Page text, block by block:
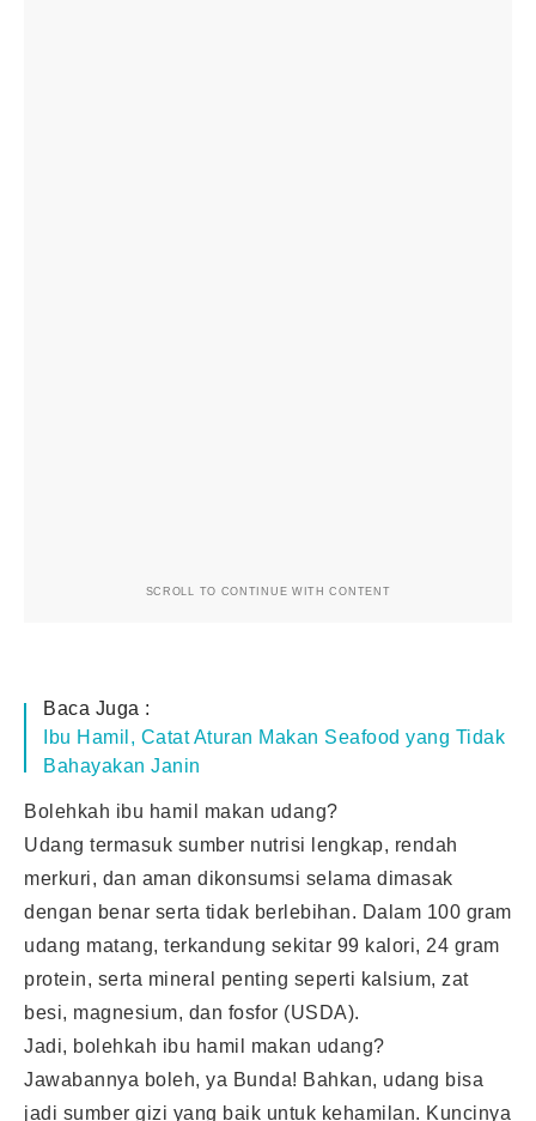
SCROLL TO CONTINUE WITH CONTENT
Baca Juga :
Ibu Hamil, Catat Aturan Makan Seafood yang Tidak
Bahayakan Janin
Bolehkah ibu hamil makan udang?
Udang termasuk sumber nutrisi lengkap, rendah
merkuri, dan aman dikonsumsi selama dimasak
dengan benar serta tidak berlebihan. Dalam 100 gram
udang matang, terkandung sekitar 99 kalori, 24 gram
protein, serta mineral penting seperti kalsium, zat
besi, magnesium, dan fosfor (USDA).
Jadi, bolehkah ibu hamil makan udang?
Jawabannya boleh, ya Bunda! Bahkan, udang bisa
jadi sumber gizi yang baik untuk kehamilan. Kuncinya